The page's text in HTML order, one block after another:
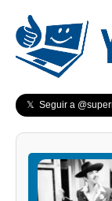
𝕏 Seguir a